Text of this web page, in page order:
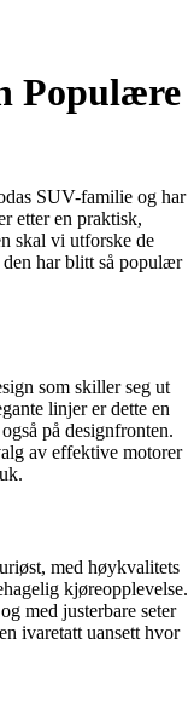
Populære
SUV-familie og har
etter en praktisk,
skal vi utforske de
har blitt så populær
som skiller seg ut
linjer er dette en
på designfronten.
av effektive motorer
med høykvalitets
kjøreopplevelse.
med justerbare seter
ivaretatt uansett hvor